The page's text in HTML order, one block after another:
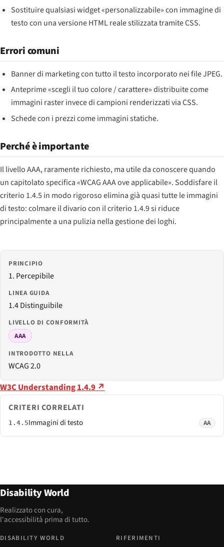
Sostituire qualsiasi widget «personalizzabile» con immagine di
testo con una versione HTML reale stilizzata tramite CSS.
Errori comuni
Banner di marketing con tutto il testo incorporato nei file JPEG.
Anteprime «scegli il tuo colore / carattere» distribuite come
immagini raster invece di campioni renderizzati via CSS.
Schede con i prezzi come immagini statiche.
Perché è importante
Il livello AAA, raramente richiesto, ma utile da conoscere quando
un capitolato specifica «WCAG AAA ove applicabile». Soddisfare il
criterio 1.4.5 in modo rigoroso elimina già quasi tutte le immagini
di testo: colmare il divario con il criterio 1.4.9 si riduce
principalmente a una pulizia nella gestione dei loghi.
PRINCIPIO
1. Percepibile
LINEA GUIDA
1.4 Distinguibile
LIVELLO DI CONFORMITÀ
AAA
INTRODOTTO NELLA
WCAG 2.0
W3C Understanding 1.4.9 ↗
CRITERI CORRELATI
1.4.5Immagini di testo AA
Disability World
Realizzato con cura,
l'accessibilità prima di tutto.
DISABILITY WORLD RIFERIMENTI